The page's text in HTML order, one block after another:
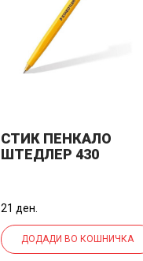
СТИК ПЕНКАЛО
ШТЕДЛЕР 430
21 ден.
ДОДАДИ ВО КОШНИЧКА